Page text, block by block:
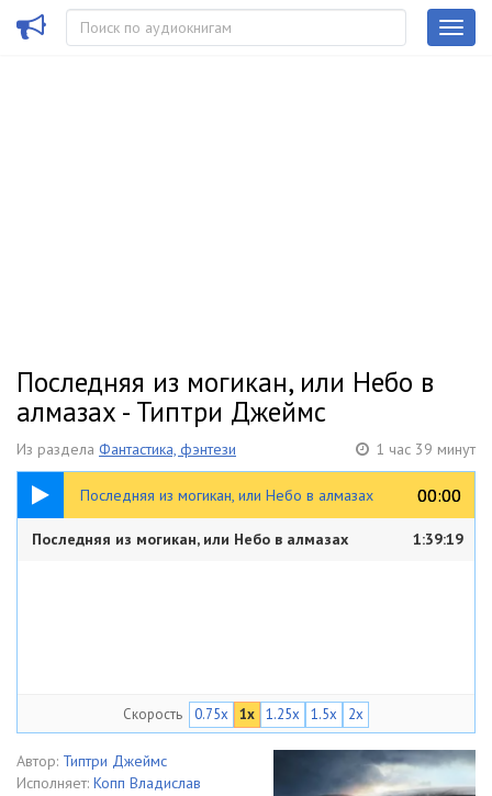
Последняя из могикан, или Небо в
алмазах - Типтри Джеймс
Из раздела Фантастика, фэнтези 1 час 39 минут
Последняя из могикан, или Небо в алмазах 00:00
00:00
1:39:19
Последняя из могикан, или Небо в алмазах 1:39:19
Скорость 0.75x 1x 1.25x 1.5x 2x
Автор: Типтри Джеймс
Исполняет: Копп Владислав